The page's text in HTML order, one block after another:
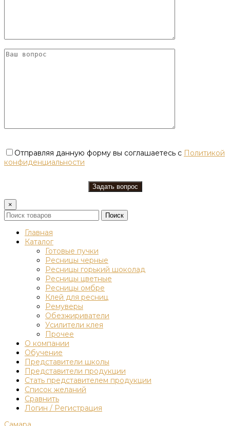
Отправляя данную форму вы соглашаетесь с Политикой
конфиденциальности
×
Поиск
Главная
Каталог
Готовые пучки
Ресницы черные
Ресницы горький шоколад
Ресницы цветные
Ресницы омбре
Клей для ресниц
Ремуверы
Обезжириватели
Усилители клея
Прочее
О компании
Обучение
Представители школы
Представители продукции
Стать представителем продукции
Список желаний
Сравнить
Логин / Регистрация